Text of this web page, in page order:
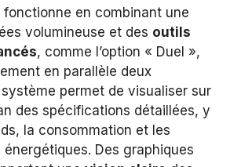
fonctionne en combinant une
volumineuse et des outils
, comme l’option « Duel »,
en parallèle deux
permet de visualiser sur
des spécifications détaillées, y
la consommation et les
Des graphiques